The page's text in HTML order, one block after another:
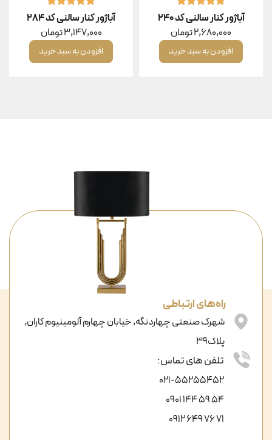
آباژور کنار سالنی کد ۲۴۰
2,680,000تومان
افزودن به سبد خرید
آباژور کنار سالنی کد ۲۸۴
3,147,000تومان
افزودن به سبد خرید
راه‌های ارتباطی
شهرک صنعتی چهاردنگه, خیابان چهارم آلومینیوم کاران,
پلاک39
تلفن های تماس:
021-55255452
54 59 144 0901
71 76 649 0912